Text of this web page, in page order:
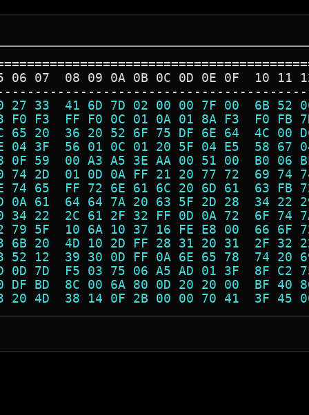
06 07  08 09 0A 0B 0C 0D 0E 0F  10 11
27 33  41 6D 7D 02 00 00 7F 00  6B
F0 F3  FF F0 0C 01 0A 01 8A F3  F0
65 20  36 20 52 6F 75 DF 6E 64  4C
04 3F  56 01 0C 01 20 5F 04 E5  58
0F 59  00 A3 A5 3E AA 00 51 00  B0
74 2D  01 0D 0A FF 21 20 77 72  69
74 65  FF 72 6E 61 6C 20 6D 61  63
0A 61  64 64 7A 20 63 5F 2D 28  34
34 22  2C 61 2F 32 FF 0D 0A 72  6F
79 5F  10 6A 10 37 16 FE E8 00  66
6B 20  4D 10 2D FF 28 31 20 31  2F
52 12  39 30 0D FF 0A 6E 65 78  74
0D 7D  F5 03 75 06 A5 AD 01 3F  8F
DF BD  8C 00 6A 80 0D 20 20 00  BF
20 4D  38 14 0F 2B 00 00 70 41  3F